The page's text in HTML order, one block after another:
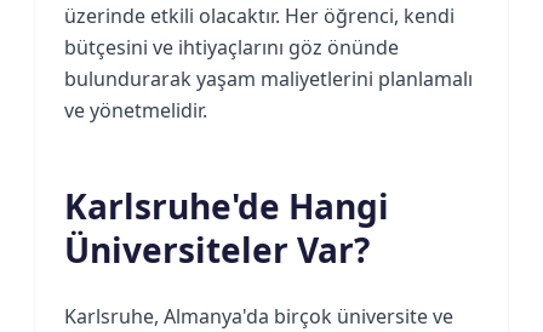
üzerinde etkili olacaktır. Her öğrenci, kendi
bütçesini ve ihtiyaçlarını göz önünde
bulundurarak yaşam maliyetlerini planlamalı
ve yönetmelidir.
Karlsruhe'de Hangi
Üniversiteler Var?
Karlsruhe, Almanya'da birçok üniversite ve